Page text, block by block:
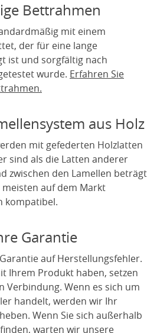
Bettrahmen
mit einem
der für eine lange
ist und sorgfältig nach
wurde. Erfahren Sie
aus Holz
mit gefederten Holzlatten
sind als die Latten anderer
zwischen den Lamellen beträgt
auf dem Markt
kompatibel.
Garantie
auf Herstellungsfehler.
Ihrem Produkt haben, setzen
Verbindung. Wenn es sich um
handelt, werden wir Ihr
Wenn Sie sich außerhalb
warten wir unsere